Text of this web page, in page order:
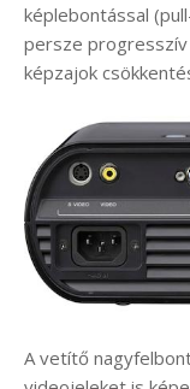
képlebontással
persze
képzajok
A vetítő